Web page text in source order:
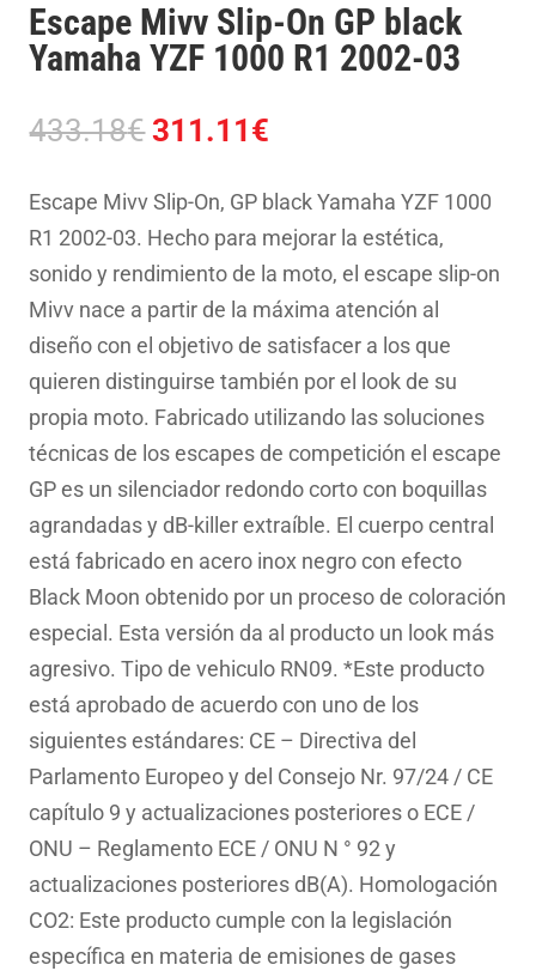
Escape Mivv Slip-On GP black
Yamaha YZF 1000 R1 2002-03
433.18€El
original
era:
433.18€.
311.11€
actual
es:
311.11€.
Escape Mivv Slip-On, GP black Yamaha YZF 1000
R1 2002-03. Hecho para mejorar la estética,
sonido y rendimiento de la moto, el escape slip-on
Mivv nace a partir de la máxima atención al
diseño con el objetivo de satisfacer a los que
quieren distinguirse también por el look de su
propia moto. Fabricado utilizando las soluciones
técnicas de los escapes de competición el escape
GP es un silenciador redondo corto con boquillas
agrandadas y dB-killer extraíble. El cuerpo central
está fabricado en acero inox negro con efecto
Black Moon obtenido por un proceso de coloración
especial. Esta versión da al producto un look más
agresivo. Tipo de vehiculo RN09. *Este producto
está aprobado de acuerdo con uno de los
siguientes estándares: CE – Directiva del
Parlamento Europeo y del Consejo Nr. 97/24 / CE
capítulo 9 y actualizaciones posteriores o ECE /
ONU – Reglamento ECE / ONU N ° 92 y
actualizaciones posteriores dB(A). Homologación
CO2: Este producto cumple con la legislación
específica en materia de emisiones de gases